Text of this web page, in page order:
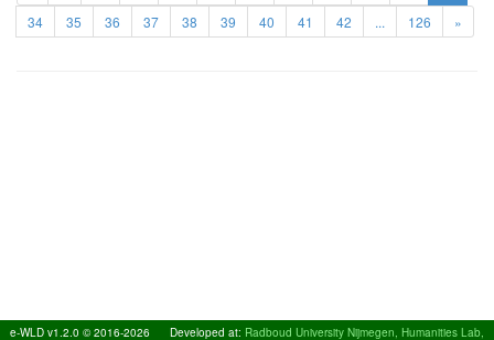
34
35 36 37 38 39 40 41 42 ... 126 »
e-WLD v1.2.0 © 2016-2026 Developed at: Radboud University Nijmegen, Humanities Lab,